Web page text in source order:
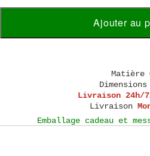
Ajouter au
Matière
Dimensions
Livraison 24h/
Livraison
Emballage cadeau et